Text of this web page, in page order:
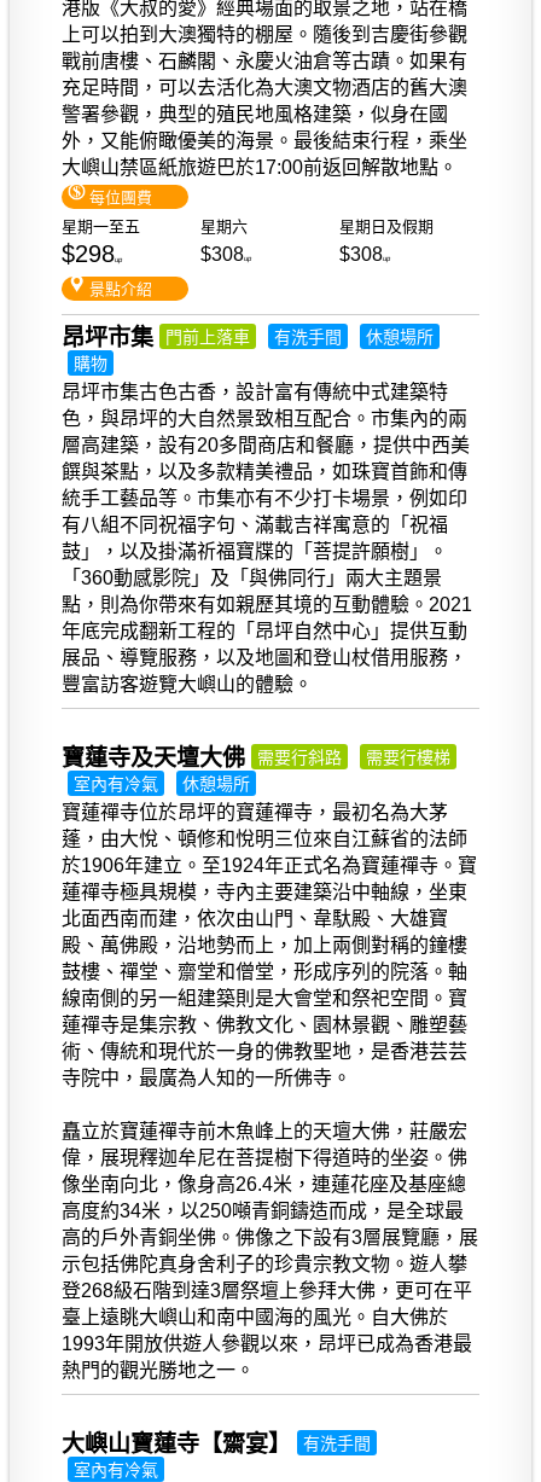
港版《大叔的愛》經典場面的取景之地，站在橋
上可以拍到大澳獨特的棚屋。隨後到吉慶街參觀
戰前唐樓、石麟閣、永慶火油倉等古蹟。如果有
充足時間，可以去活化為大澳文物酒店的舊大澳
警署參觀，典型的殖民地風格建築，似身在國
外，又能俯瞰優美的海景。最後結束行程，乘坐
大嶼山禁區紙旅遊巴於17:00前返回解散地點。
每位團費
星期一至五
星期六 星期日及假期
$298up $308up $308up
景點介紹
昂坪市集 門前上落車 有洗手間
休憩場所
購物
昂坪市集古色古香，設計富有傳統中式建築特
色，與昂坪的大自然景致相互配合。市集內的兩
層高建築，設有20多間商店和餐廳，提供中西美
饌與茶點，以及多款精美禮品，如珠寶首飾和傳
統手工藝品等。市集亦有不少打卡場景，例如印
有八組不同祝福字句、滿載吉祥寓意的「祝福
鼓」，以及掛滿祈福寶牒的「菩提許願樹」。
「360動感影院」及「與佛同行」兩大主題景
點，則為你帶來有如親歷其境的互動體驗。2021
年底完成翻新工程的「昂坪自然中心」提供互動
展品、導覽服務，以及地圖和登山杖借用服務，
豐富訪客遊覽大嶼山的體驗。
寶蓮寺及天壇大佛 需要行斜路
需要行樓梯
室內有冷氣
休憩場所
寶蓮禪寺位於昂坪的寶蓮禪寺，最初名為大茅
蓬，由大悅、頓修和悅明三位來自江蘇省的法師
於1906年建立。至1924年正式名為寶蓮禪寺。寶
蓮禪寺極具規模，寺內主要建築沿中軸線，坐東
北面西南而建，依次由山門、韋馱殿、大雄寶
殿、萬佛殿，沿地勢而上，加上兩側對稱的鐘樓
鼓樓、禪堂、齋堂和僧堂，形成序列的院落。軸
線南側的另一組建築則是大會堂和祭祀空間。寶
蓮禪寺是集宗教、佛教文化、園林景觀、雕塑藝
術、傳統和現代於一身的佛教聖地，是香港芸芸
寺院中，最廣為人知的一所佛寺。
矗立於寶蓮禪寺前木魚峰上的天壇大佛，莊嚴宏
偉，展現釋迦牟尼在菩提樹下得道時的坐姿。佛
像坐南向北，像身高26.4米，連蓮花座及基座總
高度約34米，以250噸青銅鑄造而成，是全球最
高的戶外青銅坐佛。佛像之下設有3層展覽廳，展
示包括佛陀真身舍利子的珍貴宗教文物。遊人攀
登268級石階到達3層祭壇上參拜大佛，更可在平
臺上遠眺大嶼山和南中國海的風光。自大佛於
1993年開放供遊人參觀以來，昂坪已成為香港最
熱門的觀光勝地之一。
大嶼山寶蓮寺【齋宴】
有洗手間
室內有冷氣